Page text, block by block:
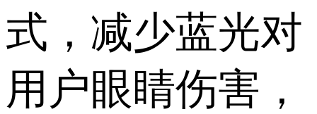
式，减少蓝光对
用户眼睛伤害，